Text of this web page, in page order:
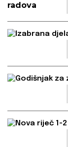
radova